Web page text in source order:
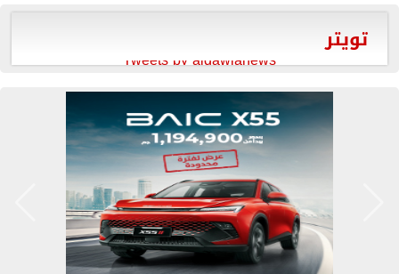
تويتر
Tweets by aldawlanews